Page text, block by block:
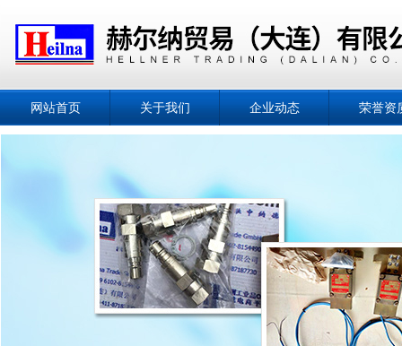
网站首页 关于我们 企业动态 荣誉资